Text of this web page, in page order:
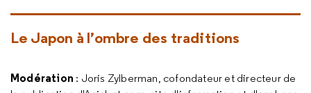
Le Japon à l’ombre des traditions
Modération : Joris Zylberman, cofondateur et directeur de